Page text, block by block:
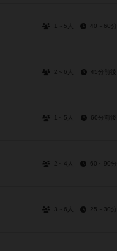
1～5人 40～60分
2～6人 45分前後
1～5人 60分前後
2～4人 60～90分
3～6人 25～30分